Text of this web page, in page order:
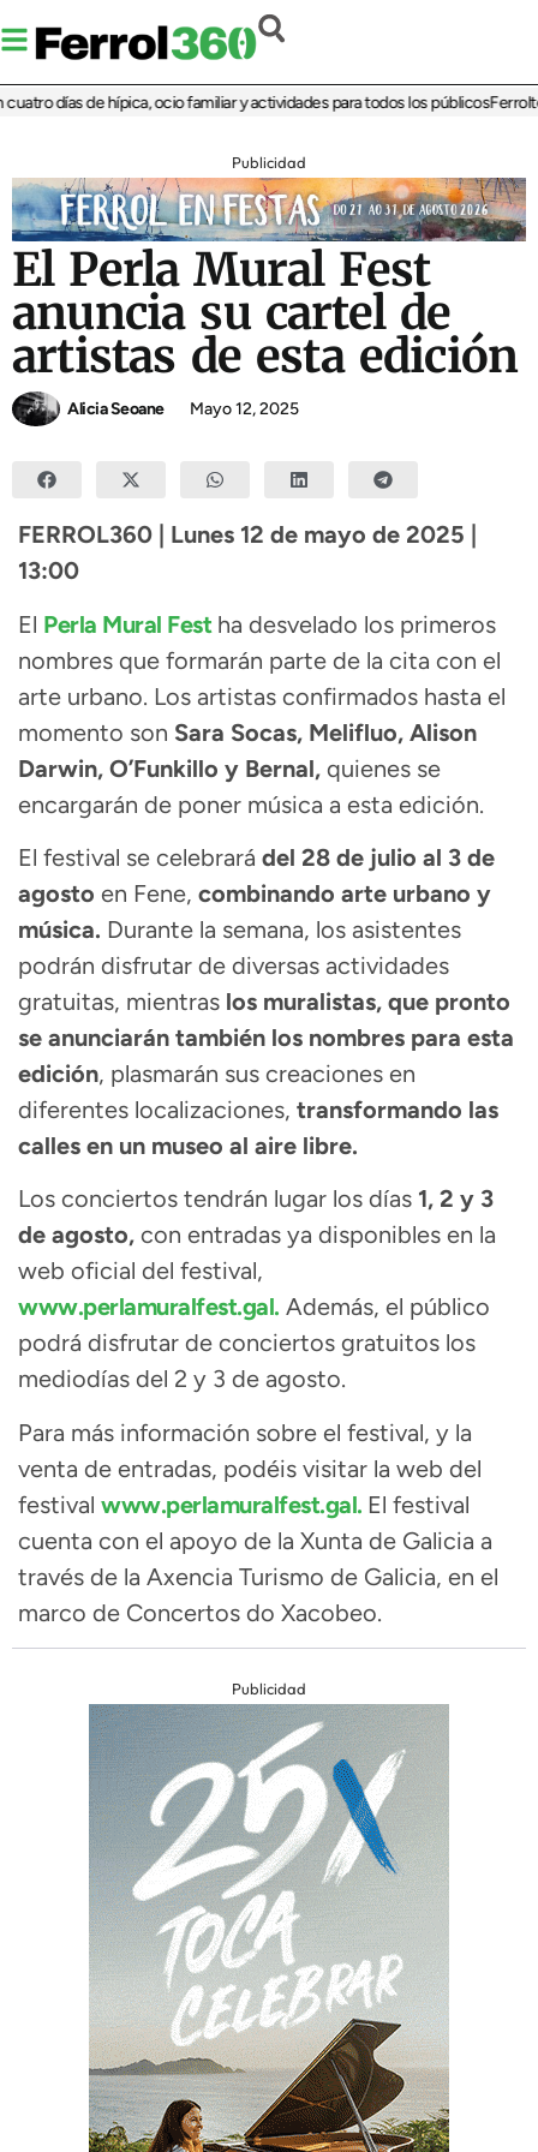
días de hípica, ocio familiar y actividades para todos los públicos
Publicidad
El Perla Mural Fest
anuncia su cartel de
artistas de esta edición
Alicia Seoane Mayo 12, 2025
FERROL360 | Lunes 12 de mayo de 2025 |
13:00
El Perla Mural Fest ha desvelado los primeros
nombres que formarán parte de la cita con el
arte urbano. Los artistas confirmados hasta el
momento son Sara Socas, Melifluo, Alison
Darwin, O’Funkillo y Bernal, quienes se
encargarán de poner música a esta edición.
El festival se celebrará del 28 de julio al 3 de
agosto en Fene, combinando arte urbano y
música. Durante la semana, los asistentes
podrán disfrutar de diversas actividades
gratuitas, mientras los muralistas, que pronto
se anunciarán también los nombres para esta
edición, plasmarán sus creaciones en
diferentes localizaciones, transformando las
calles en un museo al aire libre.
Los conciertos tendrán lugar los días 1, 2 y 3
de agosto, con entradas ya disponibles en la
web oficial del festival,
www.perlamuralfest.gal. Además, el público
podrá disfrutar de conciertos gratuitos los
mediodías del 2 y 3 de agosto.
Para más información sobre el festival, y la
venta de entradas, podéis visitar la web del
festival www.perlamuralfest.gal. El festival
cuenta con el apoyo de la Xunta de Galicia a
través de la Axencia Turismo de Galicia, en el
marco de Concertos do Xacobeo.
Publicidad